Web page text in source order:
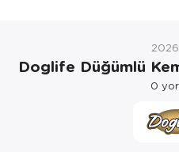
Doglife Düğümlü
0